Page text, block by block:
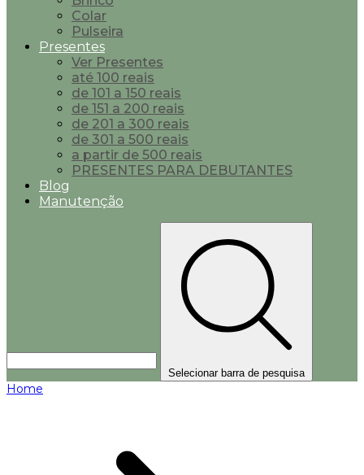
Colar
Pulseira
Presentes
Ver Presentes
até 100 reais
de 101 a 150 reais
de 151 a 200 reais
de 201 a 300 reais
de 301 a 500 reais
a partir de 500 reais
PRESENTES PARA DEBUTANTES
Blog
Manutenção
Selecionar barra de pesquisa
Home